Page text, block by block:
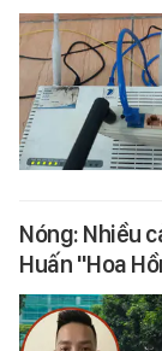
Nóng: Nhiều
Huấn "Hoa